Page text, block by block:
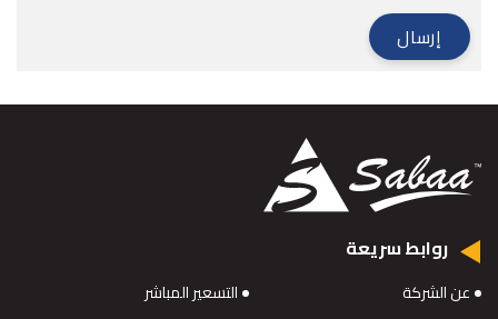
إرسال
روابط سريعة
عن الشركة التسعير المباشر